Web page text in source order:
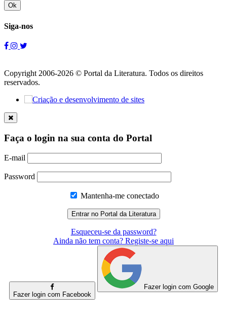
Ok
Siga-nos
Copyright 2006-2026 © Portal da Literatura. Todos os direitos
reservados.
Faça o login na sua conta do Portal
E-mail
Password
Mantenha-me conectado
Esqueceu-se da password?
Ainda não tem conta? Registe-se aqui
Fazer login com Facebook
Fazer login com Google